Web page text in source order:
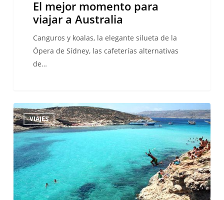
El mejor momento para
viajar a Australia
Canguros y koalas, la elegante silueta de la
Ópera de Sídney, las cafeterías alternativas
de…
Nuestros
destinos
más
cálidos
VIAJES